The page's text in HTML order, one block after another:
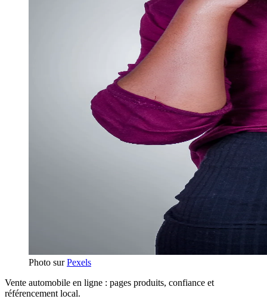
Photo surPexels
Vente automobile en ligne : pages produits, confiance et
référencement local.